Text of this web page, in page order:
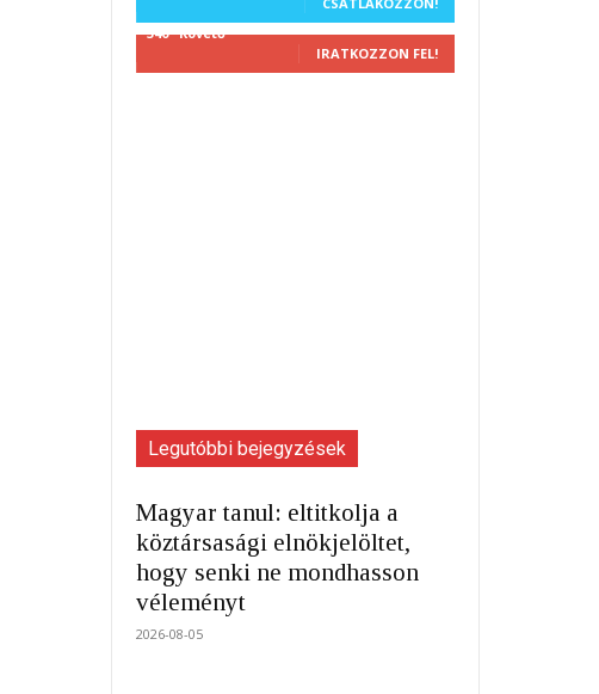
340 Követő
IRATKOZZON FEL!
Legutóbbi bejegyzések
Magyar tanul: eltitkolja a
köztársasági elnökjelöltet,
hogy senki ne mondhasson
véleményt
2026-08-05